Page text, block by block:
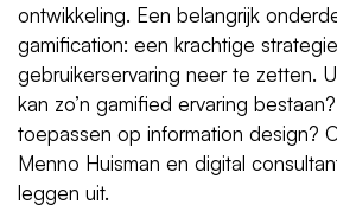
ontwikkeling. Een belangrijk
gamification: een krachtige
gebruikerservaring neer te zetten.
kan zo’n gamified ervaring
toepassen op information design?
Menno Huisman en digital
leggen uit.